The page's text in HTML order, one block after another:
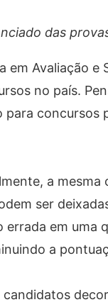
das
em Avaliação
no país.
a
ser
em uma
a